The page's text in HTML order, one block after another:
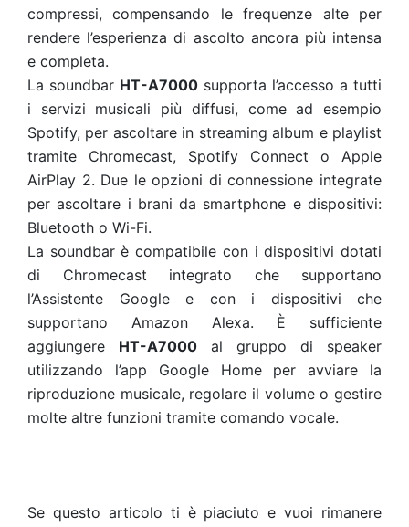
compressi, compensando le frequenze alte per
rendere l’esperienza di ascolto ancora più intensa
e completa.
La soundbar HT-A7000 supporta l’accesso a tutti
i servizi musicali più diffusi, come ad esempio
Spotify, per ascoltare in streaming album e playlist
tramite Chromecast, Spotify Connect o Apple
AirPlay 2. Due le opzioni di connessione integrate
per ascoltare i brani da smartphone e dispositivi:
Bluetooth o Wi-Fi.
La soundbar è compatibile con i dispositivi dotati
di Chromecast integrato che supportano
l’Assistente Google e con i dispositivi che
supportano Amazon Alexa. È sufficiente
aggiungere HT-A7000 al gruppo di speaker
utilizzando l’app Google Home per avviare la
riproduzione musicale, regolare il volume o gestire
molte altre funzioni tramite comando vocale.
Se questo articolo ti è piaciuto e vuoi rimanere